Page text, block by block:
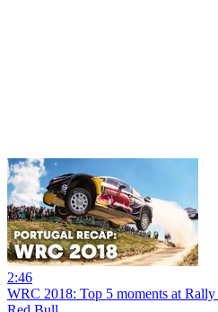
2:46
WRC 2018: Top 5 moments at